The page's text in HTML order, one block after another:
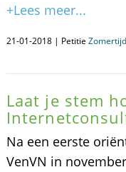
+Lees meer...
21-01-2018 | Petitie
Laat je stem
Na een eerste
VenVN in